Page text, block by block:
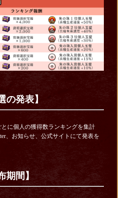
の発表】
に個人の獲得数ランキングを集計
、お知らせ、公式サイトにて発表を
期間】